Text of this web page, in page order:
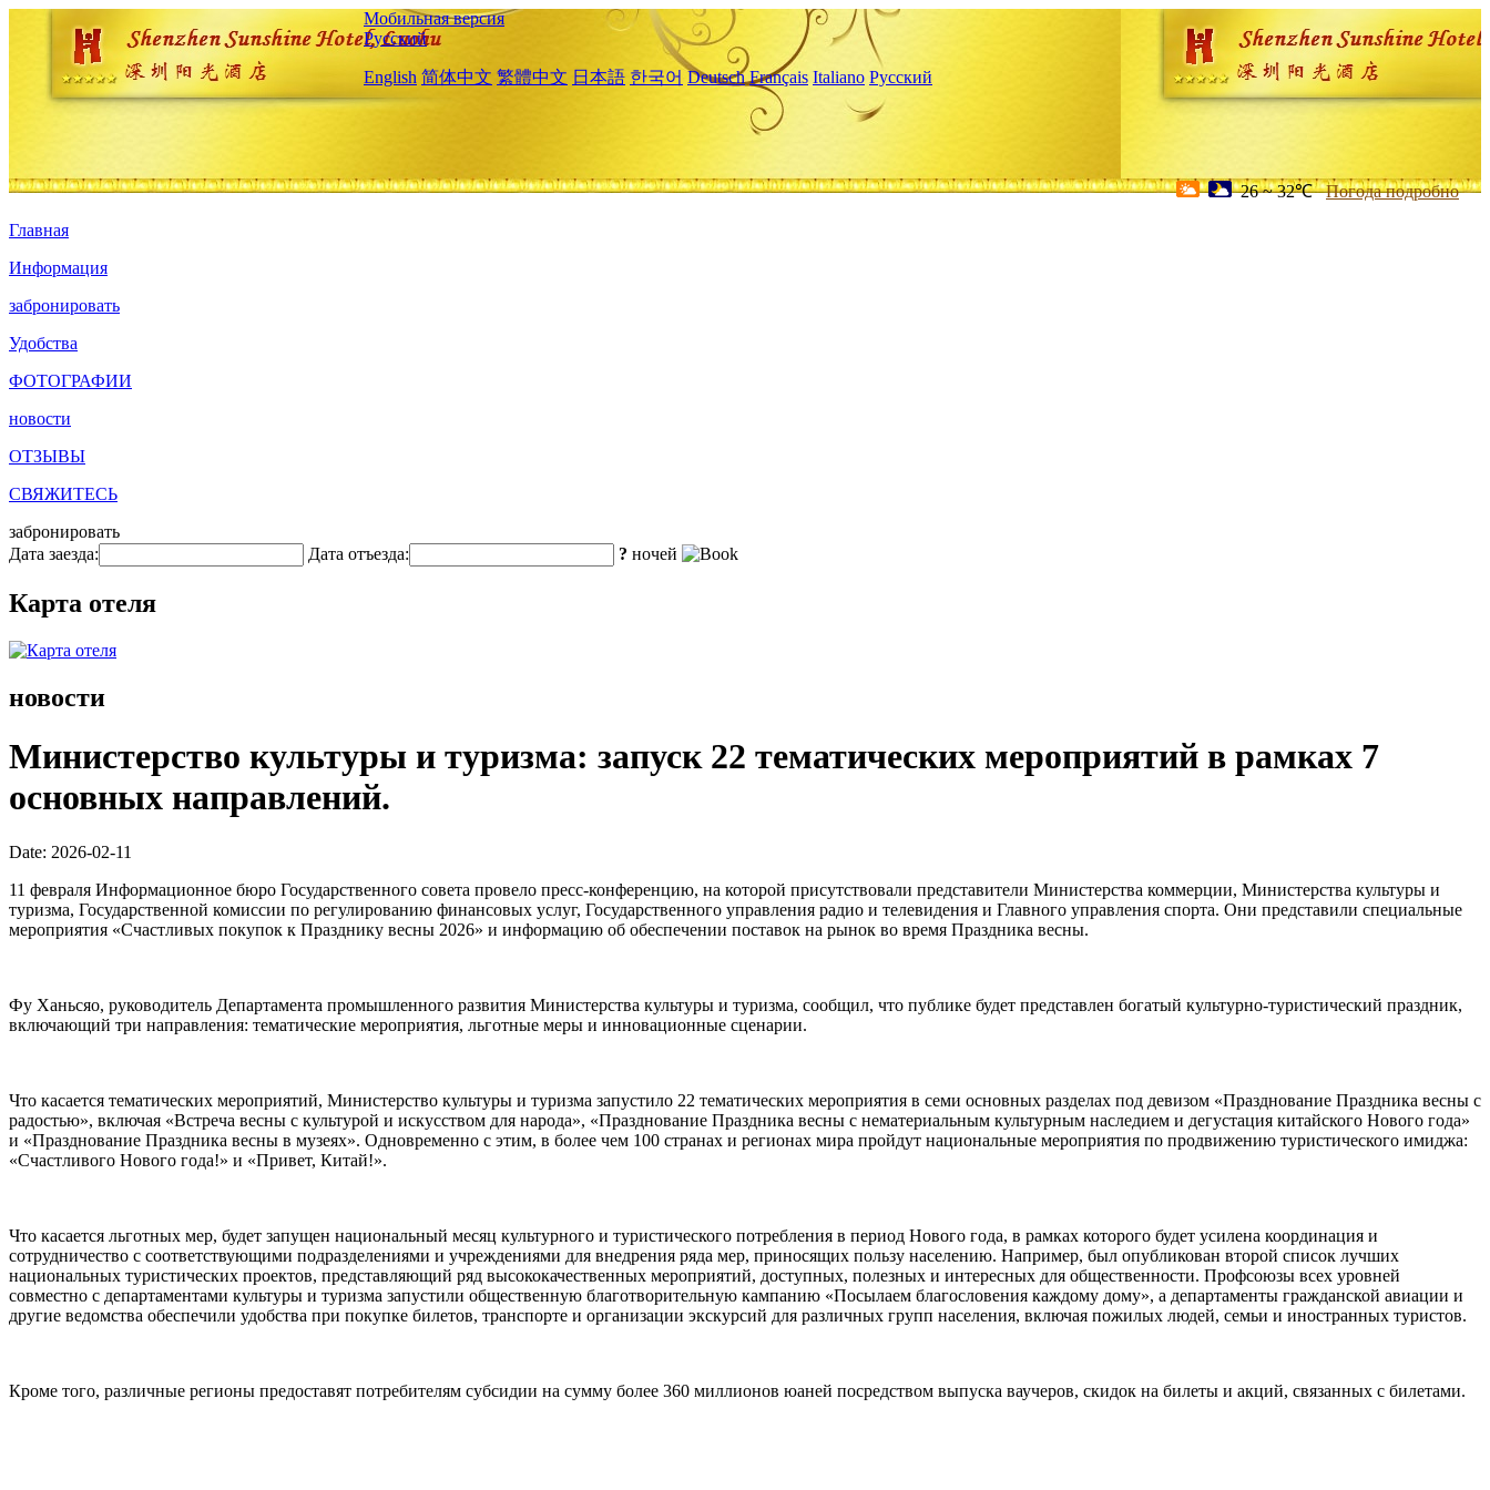
Мобильная версия
Русский
English 简体中文 繁體中文 日本語 한국어 Deutsch Français Italiano Русский
26 ~ 32℃ Погода подробно
Главная
Информация
забронировать
Удобства
ФОТОГРАФИИ
новости
ОТЗЫВЫ
СВЯЖИТЕСЬ
забронировать
Дата заезда:
Дата отъезда: ? ночей
Карта отеля
новости
Министерство культуры и туризма: запуск 22 тематических мероприятий в рамках 7
основных направлений.
Date: 2026-02-11
11 февраля Информационное бюро Государственного совета провело пресс-конференцию, на которой присутствовали представители Министерства коммерции, Министерства культуры и
туризма, Государственной комиссии по регулированию финансовых услуг, Государственного управления радио и телевидения и Главного управления спорта. Они представили специальные
мероприятия «Счастливых покупок к Празднику весны 2026» и информацию об обеспечении поставок на рынок во время Праздника весны.
Фу Ханьсяо, руководитель Департамента промышленного развития Министерства культуры и туризма, сообщил, что публике будет представлен богатый культурно-туристический праздник,
включающий три направления: тематические мероприятия, льготные меры и инновационные сценарии.
Что касается тематических мероприятий, Министерство культуры и туризма запустило 22 тематических мероприятия в семи основных разделах под девизом «Празднование Праздника весны с
радостью», включая «Встреча весны с культурой и искусством для народа», «Празднование Праздника весны с нематериальным культурным наследием и дегустация китайского Нового года»
и «Празднование Праздника весны в музеях». Одновременно с этим, в более чем 100 странах и регионах мира пройдут национальные мероприятия по продвижению туристического имиджа:
«Счастливого Нового года!» и «Привет, Китай!».
Что касается льготных мер, будет запущен национальный месяц культурного и туристического потребления в период Нового года, в рамках которого будет усилена координация и
сотрудничество с соответствующими подразделениями и учреждениями для внедрения ряда мер, приносящих пользу населению. Например, был опубликован второй список лучших
национальных туристических проектов, представляющий ряд высококачественных мероприятий, доступных, полезных и интересных для общественности. Профсоюзы всех уровней
совместно с департаментами культуры и туризма запустили общественную благотворительную кампанию «Посылаем благословения каждому дому», а департаменты гражданской авиации и
другие ведомства обеспечили удобства при покупке билетов, транспорте и организации экскурсий для различных групп населения, включая пожилых людей, семьи и иностранных туристов.
Кроме того, различные регионы предоставят потребителям субсидии на сумму более 360 миллионов юаней посредством выпуска ваучеров, скидок на билеты и акций, связанных с билетами.